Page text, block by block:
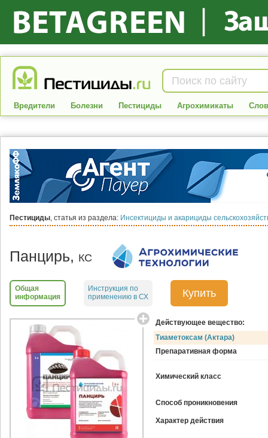
Вредители Болезни Пестициды Агрохимикаты
Пестициды, статья из раздела: Инсектициды и акарициды
Панцирь, КС
Общая
информация
Инструкция по
применению в СХ
Купить
Действующее вещество:
Тиаметоксам (Актара)
Препаративная форма
Химический класс
Способ проникновения
Характер действия